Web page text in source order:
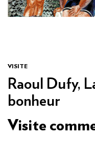
VISITE
Raoul Dufy,
bonheur
Visite